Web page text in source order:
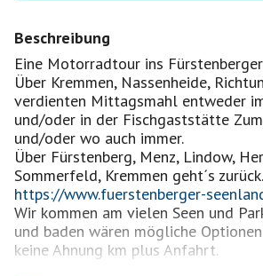
Beschreibung
Eine Motorradtour ins
Über Kremmen, Nassenheide,
verdienten Mittagsmahl entweder
und/oder in der Fischgaststätte
und/oder wo auch immer.
Über Fürstenberg, Menz, Lindow,
https://www.fuerstenberger-
Wir kommen am vielen Seen und
und baden wären mögliche
keine Ahnung km plus Anfahrt.